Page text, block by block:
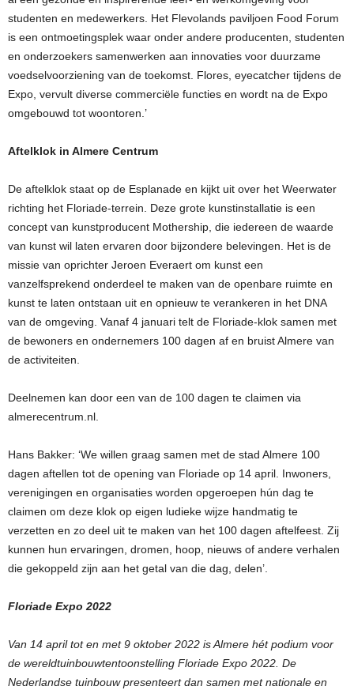
studenten en medewerkers. Het Flevolands paviljoen Food Forum
is een ontmoetingsplek waar onder andere producenten, studenten
en onderzoekers samenwerken aan innovaties voor duurzame
voedselvoorziening van de toekomst. Flores, eyecatcher tijdens de
Expo, vervult diverse commerciële functies en wordt na de Expo
omgebouwd tot woontoren.’
Aftelklok in Almere Centrum
De aftelklok staat op de Esplanade en kijkt uit over het Weerwater
richting het Floriade-terrein. Deze grote kunstinstallatie is een
concept van kunstproducent Mothership, die iedereen de waarde
van kunst wil laten ervaren door bijzondere belevingen. Het is de
missie van oprichter Jeroen Everaert om kunst een
vanzelfsprekend onderdeel te maken van de openbare ruimte en
kunst te laten ontstaan uit en opnieuw te verankeren in het DNA
van de omgeving. Vanaf 4 januari telt de Floriade-klok samen met
de bewoners en ondernemers 100 dagen af en bruist Almere van
de activiteiten.
Deelnemen kan door een van de 100 dagen te claimen via
almerecentrum.nl.
Hans Bakker: ‘We willen graag samen met de stad Almere 100
dagen aftellen tot de opening van Floriade op 14 april. Inwoners,
verenigingen en organisaties worden opgeroepen hún dag te
claimen om deze klok op eigen ludieke wijze handmatig te
verzetten en zo deel uit te maken van het 100 dagen aftelfeest. Zij
kunnen hun ervaringen, dromen, hoop, nieuws of andere verhalen
die gekoppeld zijn aan het getal van die dag, delen’.
Floriade Expo 2022
Van 14 april tot en met 9 oktober 2022 is Almere hét podium voor
de wereldtuinbouwtentoonstelling Floriade Expo 2022. De
Nederlandse tuinbouw presenteert dan samen met nationale en